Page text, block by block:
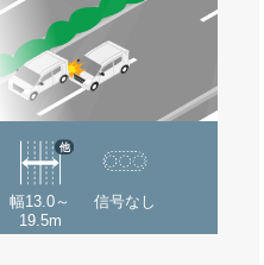
幅13.0～
19.5m
他
信号なし